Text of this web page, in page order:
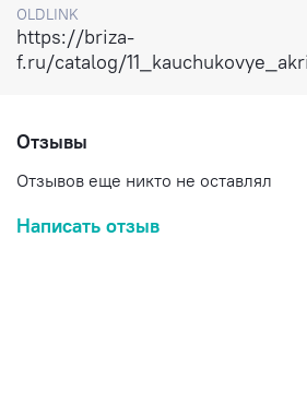
OLDLINK
https://briza-
f.ru/catalog/
Отзывы
Отзывов еще никто не оставлял
Написать отзыв